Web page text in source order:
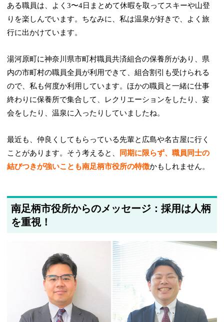
ある職員は、よく3〜4日まとめて休暇を取ってスキーや山登
りを楽しんでいます。ちなみに、私は温泉が好きで、よく旅
行に出かけています。
湯河原町に神奈川県市町村職員共済組合の保養所があり、県
内の市町村の職員全員が利用できて、組合割引も受けられる
ので、私も何度か利用しています。ほかの職員と一緒に仕事
終わりに保養所で集合して、レクリエーションをしたり、宴
会をしたり、温泉に入ったりしていましたね。
最近も、仲良くしてもらっている先輩と広島や名古屋に行く
ことがあります。そう考えると、
同期に限らず、職員同士の
結びつきが強いことも南足柄市役所の特徴かもしれません。
南足柄市役所からのメッセージ：採用は人柄
を重視！